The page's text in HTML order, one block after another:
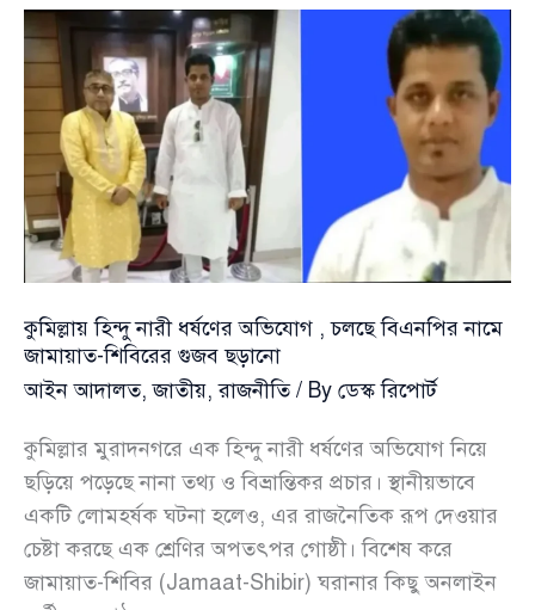
নিরাপত্তা
নিয়ে
রাজনৈতিক
বিশ্লেষক
ডা.
জাহেদ
উর
রহমান
কুমিল্লায় হিন্দু নারী ধর্ষণের অভিযোগ , চলছে বিএনপির নামে
জামায়াত-শিবিরের গুজব ছড়ানো
আইন আদালত,জাতীয়,রাজনীতি/ By ডেস্ক রিপোর্ট
কুমিল্লার মুরাদনগরে এক হিন্দু নারী ধর্ষণের অভিযোগ নিয়ে
ছড়িয়ে পড়েছে নানা তথ্য ও বিভ্রান্তিকর প্রচার। স্থানীয়ভাবে
একটি লোমহর্ষক ঘটনা হলেও, এর রাজনৈতিক রূপ দেওয়ার
চেষ্টা করছে এক শ্রেণির অপতৎপর গোষ্ঠী। বিশেষ করে
জামায়াত-শিবির (Jamaat-Shibir) ঘরানার কিছু অনলাইন